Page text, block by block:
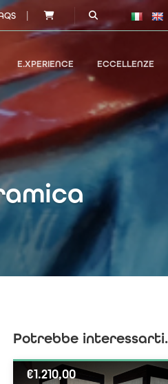
E.XPERIENCE ECCELLENZE
Potrebbe
€1.210,00